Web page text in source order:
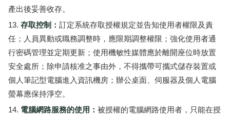
產出後妥善收存。
存取控制： 訂定系統存取授權規定並告知使用者權限及責
任；人員異動或職務調整時，應限期調整權限；強化使用者通
行密碼管理並定期更新；使用機敏性媒體應於離開座位時放置
安全處所；除申請核准之事由外，不得攜帶可攜式儲存裝置或
個人筆記型電腦進入資訊機房；辦公桌面、伺服器及個人電腦
螢幕應保持淨空。
電腦網路服務的使用： 被授權的電腦網路使用者，只能在授